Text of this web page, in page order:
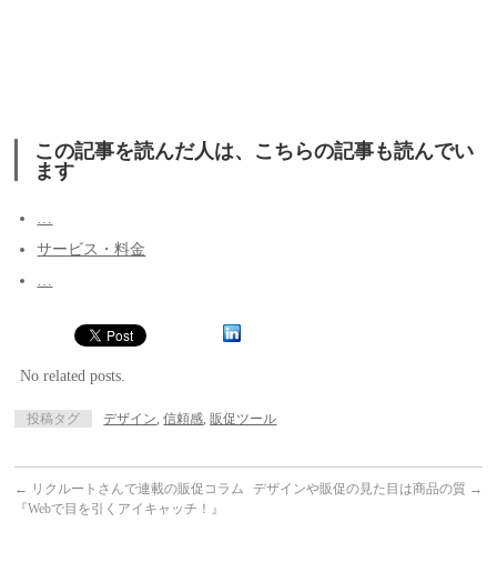
この記事を読んだ人は、こちらの記事も読んでい
ます
サービス・料金
No related posts.
投稿タグ デザイン,信頼感,販促ツール
← リクルートさんで連載の販促コラム
『Webで目を引くアイキャッチ！』
デザインや販促の見た目は商品の質 →